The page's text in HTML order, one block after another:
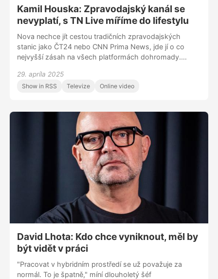
Kamil Houska: Zpravodajský kanál se
nevyplatí, s TN Live míříme do lifestylu
Nova nechce jít cestou tradičních zpravodajských
stanic jako ČT24 nebo CNN Prima News, jde jí o co
nejvyšší zásah na všech platformách dohromady.
třísměnný provoz, kanál sytí novými magazíny.
Transformace se má završit v srpnu, pár měsíců před
29. apríla 2025
Show in RSS Televize Online video
David Lhota: Kdo chce vyniknout, měl by
být vidět v práci
"Pracovat v hybridním prostředí se už považuje za
normál. To je špatně," míní dlouholetý šéf